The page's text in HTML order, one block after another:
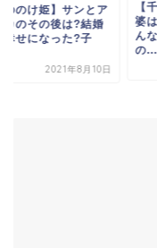
ののけ姫】サンとア
カのその後は?結婚
幸せになった?子
2021年8月10日
【
婆
ん
の...